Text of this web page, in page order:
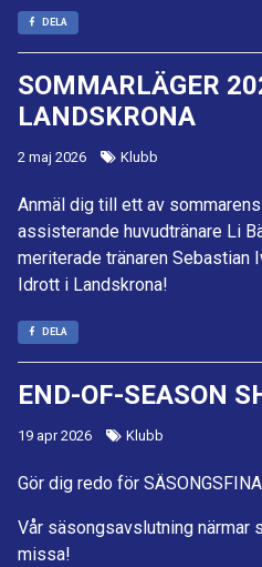
DELA
SOMMARLÄGER
LANDSKRONA
2 maj 2026 Klubb
Anmäl dig till ett av
assisterande huvudtränare Li
meriterade tränaren Sebastian
Idrott i Landskrona!
DELA
END-OF-SEASON
19 apr 2026 Klubb
Gör dig redo för
Vår säsongsavslutning närmar
missa!